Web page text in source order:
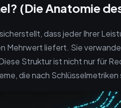
(Die Anatomie
dass jeder Ihrer
Mehrwert liefert. Sie
Struktur ist nicht nur für
die nach Schlüsselmetriken